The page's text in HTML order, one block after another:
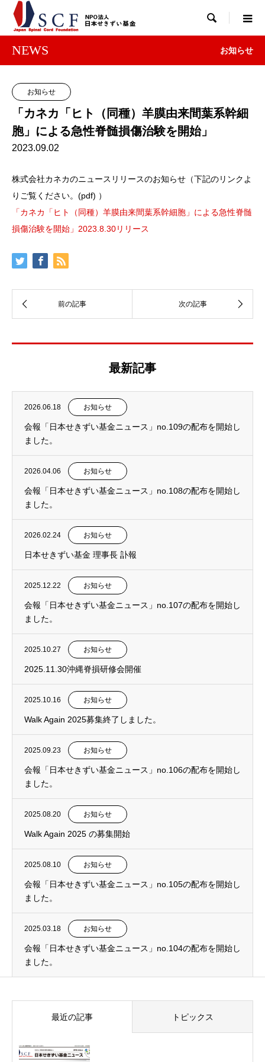

NEWS お知らせ
お知らせ
「カネカ「ヒト（同種）羊膜由来間葉系幹細
胞」による急性脊髄損傷治験を開始」
2023.09.02
株式会社カネカのニュースリリースのお知らせ（下記のリンクよ
りご覧ください。(pdf) ）
「カネカ「ヒト（同種）羊膜由来間葉系幹細胞」による急性脊髄
損傷治験を開始」2023.8.30リリース
最新記事
2026.06.18 お知らせ
会報「日本せきずい基金ニュース」no.109の配布を開始し
ました。
2026.04.06 お知らせ
会報「日本せきずい基金ニュース」no.108の配布を開始し
ました。
2026.02.24 お知らせ
日本せきずい基金 理事長 訃報
2025.12.22 お知らせ
会報「日本せきずい基金ニュース」no.107の配布を開始し
ました。
2025.10.27 お知らせ
2025.11.30沖縄脊損研修会開催
2025.10.16 お知らせ
Walk Again 2025募集終了しました。
2025.09.23 お知らせ
会報「日本せきずい基金ニュース」no.106の配布を開始し
ました。
2025.08.20 お知らせ
Walk Again 2025 の募集開始
2025.08.10 お知らせ
会報「日本せきずい基金ニュース」no.105の配布を開始し
ました。
2025.03.18 お知らせ
会報「日本せきずい基金ニュース」no.104の配布を開始し
ました。
最近の記事 トピックス